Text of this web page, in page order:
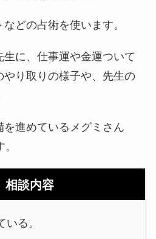
どの占術を使います。
に、仕事運や金運ついて
り取りの様子や、先生の
進めているメグミさん
相談内容
る。